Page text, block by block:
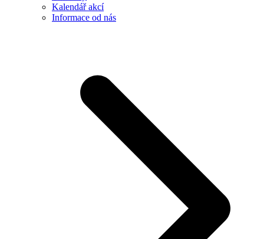
Kalendář akcí
Informace od nás